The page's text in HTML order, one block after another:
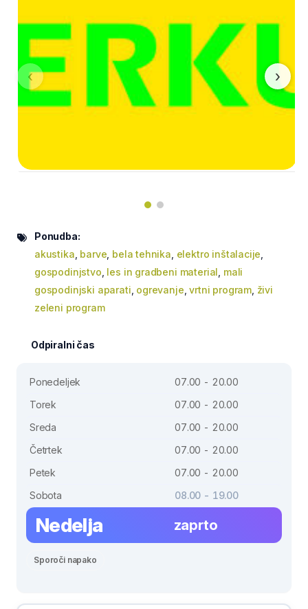
‹ ›
Ponudba:
akustika barve bela tehnika elektro inštalacije
gospodinjstvo les in gradbeni material mali
gospodinjski aparati ogrevanje ,vrtni program, živi
zeleni program
Odpiralni čas
Ponedeljek
07.00 - 20.00
Torek
07.00 - 20.00
Sreda
07.00 - 20.00
Četrtek
07.00 - 20.00
Petek
07.00 - 20.00
Sobota
08.00 - 19.00
Nedelja zaprto
Sporoči napako